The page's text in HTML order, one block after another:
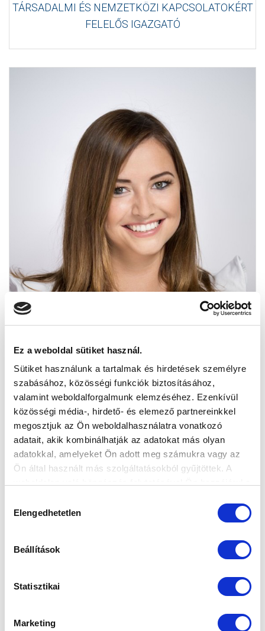
Ez a weboldal sütiket használ.
Sütiket használunk a tartalmak és hirdetések személyre
szabásához, közösségi funkciók biztosításához,
valamint weboldalforgalmunk elemzéséhez. Ezenkívül
közösségi média-, hirdető- és elemező partnereinkkel
megosztjuk az Ön weboldalhasználatra vonatkozó
adatait, akik kombinálhatják az adatokat más olyan
adatokkal, amelyeket Ön adott meg számukra vagy az
Ön által használt más szolgáltatásokból gyűjtöttek. A
kiválasztása
Elengedhetetlen
Beállítások
Statisztikai
Marketing
TÁRSADALMI ÉS NEMZETKÖZI KAPCSOLATOKÉRT
FELELŐS IGAZGATÓ